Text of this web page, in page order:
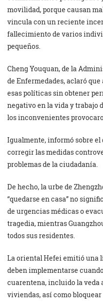
movilidad, porque causan
vincula con un reciente
fallecimiento de varios
pequeños.
Cheng Youquan, de la
de Enfermedades, aclaró
esas políticas sin obtener
negativo en la vida y trabajo
los inconvenientes
Igualmente, informó sobre
corregir las medidas
problemas de la ciudadanía.
De hecho, la urbe de
“quedarse en casa” no
de urgencias médicas o
tragedia, mientras
todos sus residentes.
La oriental Hefei emitió una
deben implementarse
cuarentena, incluido la veda
viviendas, así como